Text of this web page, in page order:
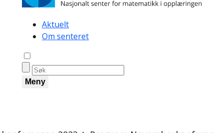
Secondary
navigation
Aktuelt
Om senteret
Meny